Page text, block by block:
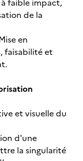
faible impact,
de la
en
faisabilité et
et visuelle du
d'une
la singularité